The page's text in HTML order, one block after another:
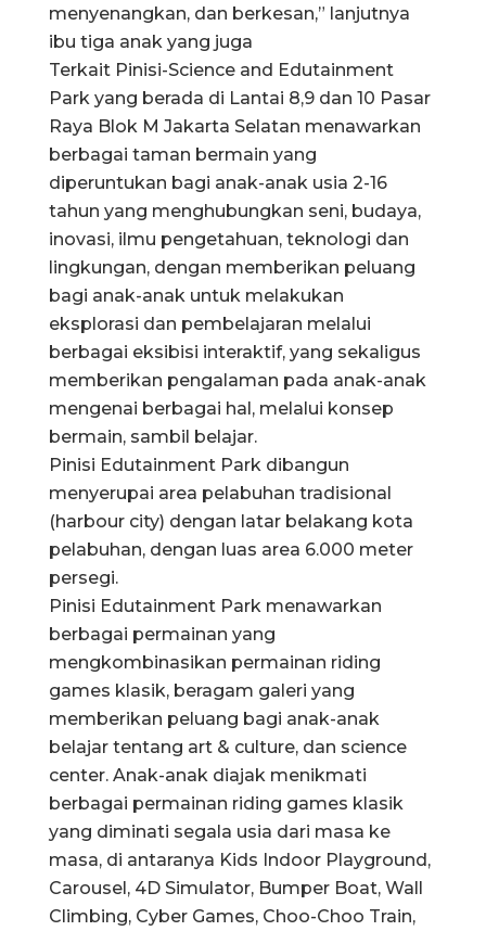
menyenangkan, dan berkesan,” lanjutnya
ibu tiga anak yang juga
Terkait Pinisi-Science and Edutainment
Park yang berada di Lantai 8,9 dan 10 Pasar
Raya Blok M Jakarta Selatan menawarkan
berbagai taman bermain yang
diperuntukan bagi anak-anak usia 2-16
tahun yang menghubungkan seni, budaya,
inovasi, ilmu pengetahuan, teknologi dan
lingkungan, dengan memberikan peluang
bagi anak-anak untuk melakukan
eksplorasi dan pembelajaran melalui
berbagai eksibisi interaktif, yang sekaligus
memberikan pengalaman pada anak-anak
mengenai berbagai hal, melalui konsep
bermain, sambil belajar.
Pinisi Edutainment Park dibangun
menyerupai area pelabuhan tradisional
(harbour city) dengan latar belakang kota
pelabuhan, dengan luas area 6.000 meter
persegi.
Pinisi Edutainment Park menawarkan
berbagai permainan yang
mengkombinasikan permainan riding
games klasik, beragam galeri yang
memberikan peluang bagi anak-anak
belajar tentang art & culture, dan science
center. Anak-anak diajak menikmati
berbagai permainan riding games klasik
yang diminati segala usia dari masa ke
masa, di antaranya Kids Indoor Playground,
Carousel, 4D Simulator, Bumper Boat, Wall
Climbing, Cyber Games, Choo-Choo Train,